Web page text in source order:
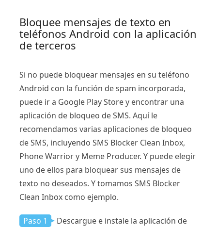
Bloquee mensajes de texto en
teléfonos Android con la aplicación
de terceros
Si no puede bloquear mensajes en su teléfono
Android con la función de spam incorporada,
puede ir a Google Play Store y encontrar una
aplicación de bloqueo de SMS. Aquí le
recomendamos varias aplicaciones de bloqueo
de SMS, incluyendo SMS Blocker Clean Inbox,
Phone Warrior y Meme Producer. Y puede elegir
uno de ellos para bloquear sus mensajes de
texto no deseados. Y tomamos SMS Blocker
Clean Inbox como ejemplo.
Paso 1
Descargue e instale la aplicación de